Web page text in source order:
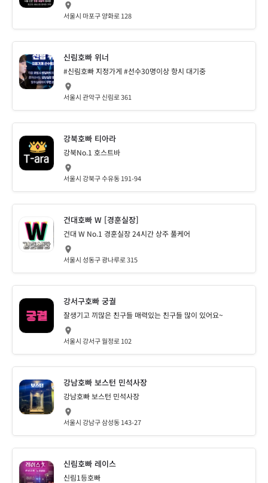
서울시 마포구 양화로 128
신림호빠 위너
#신림호빠 지정가게 #선수30명이상 항시 대기중
서울시 관악구 신림로 361
강북호빠 티아라
강북No.1 호스트바
서울시 강북구 수유동 191-94
건대호빠 W [경훈실장]
건대 W No.1 경훈실장 24시간 상주 풀케어
서울시 성동구 광나루로 315
강서구호빠 궁궐
잘생기고 끼많은 친구들 매력있는 친구들 많이 있어요~
서울시 강서구 월정로 102
강남호빠 보스턴 민석사장
강남호빠 보스턴 민석사장
서울시 강남구 삼성동 143-27
신림호빠 레이스
신림1등호빠